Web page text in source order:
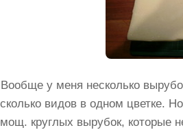
у меня несколько
видов в одном цветке.
круглых вырубок, которые